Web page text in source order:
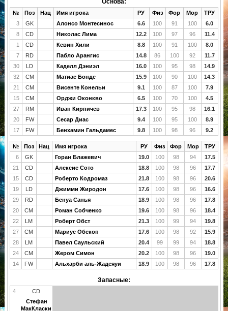
№ Поз Нац Имя игрока РУ Физ Фор Мор
ТРУ
3
GK Алонсо Монтесинос 6.6 100 91 100
6.0
8
CD Николас Лима 12.2 100 97 96
11.4
1
CD Кевин Хили 8.8 100 91 100
8.0
7
RD Пабло Арангис 14.8 86 100 92
11.7
30
LD Каделл Дэниэл 16.0 100 95 98
14.9
32
CM Матиас Бонде 15.9 100 90 100
14.3
21
CM Висенте Конельи 9.1 100 87 100
7.9
15
CM Орджи Оконкво 6.5 100 70 100
4.5
27
RM Иван Кирпичев 17.3 100 95 98
16.1
20
FW Сесар Диас 9.4 100 95 100
8.9
17
FW Бенхамин Гальдамес 9.8 100 98 96 9.2
№ Поз Нац Имя игрока РУ Физ Фор Мор
ТРУ
6
GK Горан Блажевич 19.0 100 98 94
17.5
21
CD Алексис Сото 18.8 100 98 96
17.7
15
CD Роберто Кодромаз 21.8 100 98 96
20.6
19
LD Джимми Жиродон 17.6 100 98 96
16.6
29
RD Бенуа Санья 18.9 100 98 96
17.8
20
CM Роман Собченко 19.6 100 98 96
18.4
22
LM Роберт Обст 21.3 100 99 94
19.8
27
CM Мариус Обекоп 17.6 100 98 92
15.9
28
LM Павел Саульский 20.4 99 99 94
18.8
24
CM Жером Симон 20.2 100 98 96
19.0
14
FW Альхарби аль-Жадеяуи 18.9 100 98 96 17.8
Запасные:
4
CD
Стефан
МакКласки